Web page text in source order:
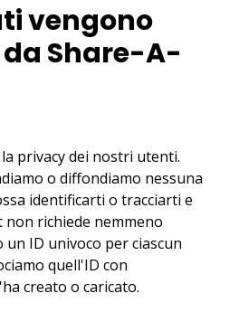
vengono
Share-A-
privacy dei nostri utenti.
o diffondiamo nessuna
identificarti o tracciarti e
non richiede nemmeno
un ID univoco per ciascun
quell'ID con
creato o caricato.